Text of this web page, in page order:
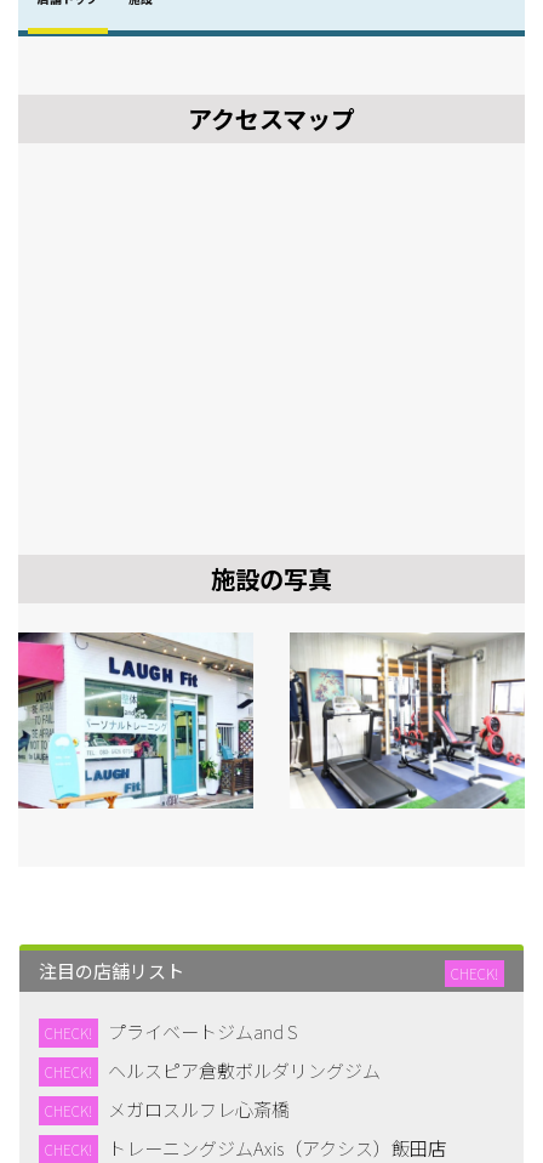
アクセスマップ
施設の写真
注目の店舗リスト CHECK!
CHECK! プライベートジムand S
CHECK! ヘルスピア倉敷ボルダリングジム
CHECK! メガロスルフレ心斎橋
CHECK! トレーニングジムAxis（アクシス）飯田店